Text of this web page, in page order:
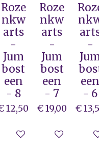
Roze
nkw
arts
-
Jum
bost
een
- 8
12,50
In winkelwagen
Roze
nkw
arts
-
Jum
bost
een
- 7
€ 19,00
In
-
een
- 6
€
In